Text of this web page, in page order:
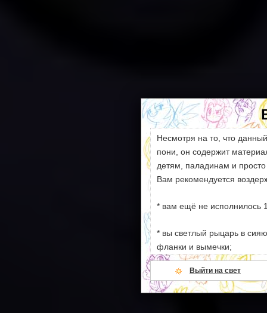
Несмотря на то, что
пони, он содержит
детям, паладинам и
Вам рекомендуется
* вам ещё не исполнилось
* вы светлый рыцарь в
фланки и вымечки;
* ваши моральные устои
намёков на секс и насилие;
Выйти на свет